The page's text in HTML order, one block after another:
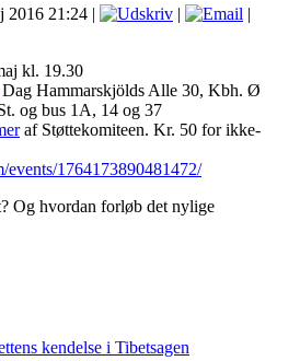
2016 21:24 | |
|
kl. 19.30
Dag Hammarskjölds Alle 30, Kbh. Ø
bus 1A, 14 og 37
af Støttekomiteen. Kr. 50 for ikke-
1764173890481472/
Og hvordan forløb det nylige
kendelse i Tibetsagen